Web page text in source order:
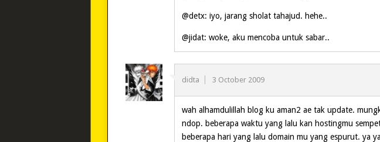
@detx: iyo, jarang sholat tahajud. hehe..
@jidat: woke, aku mencoba untuk sabar..
didta 3 October 2009
wah alhamdulillah blog ku aman2 ae tak update.
ndop. beberapa waktu yang lalu kan hostingmu
beberapa hari yang lalu domain mu yang espurut. ya